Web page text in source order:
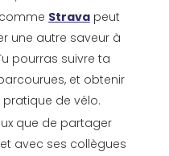
Stravapeut
une autre saveur à
pourras suivre ta
et obtenir
de vélo.
que de partager
avec ses collègues